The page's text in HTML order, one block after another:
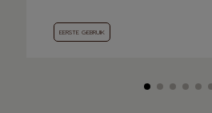
EERSTE GEBRUIK